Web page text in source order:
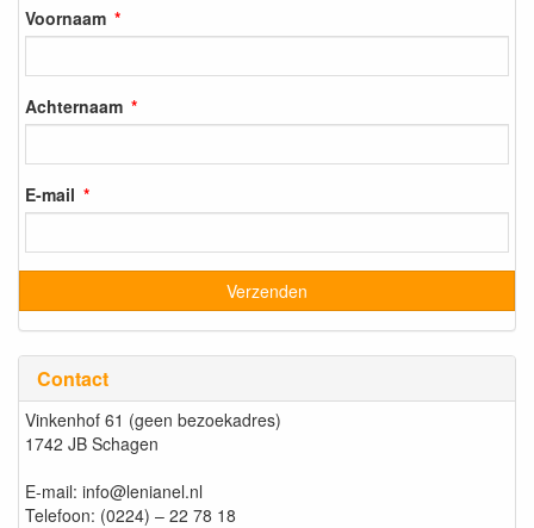
Voornaam
Achternaam
E-mail
Contact
Vinkenhof 61 (geen bezoekadres)
1742 JB Schagen
E-mail: info@lenianel.nl
Telefoon: (0224) – 22 78 18